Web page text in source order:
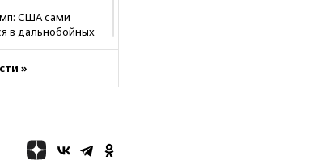
США сами
в дальнобойных
заявил о
пополнения
организацией
»